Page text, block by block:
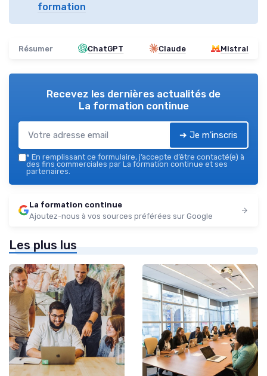
formation
Résumer ChatGPT Claude Mistral
Recevez les dernières actualités de
La formation continue
➔ Je m'inscris
* En remplissant ce formulaire, j’accepte d’être contacté(e) à
des fins commerciales par La formation continue et ses
partenaires.
La formation continue
Ajoutez-nous à vos sources préférées sur Google
Les plus lus